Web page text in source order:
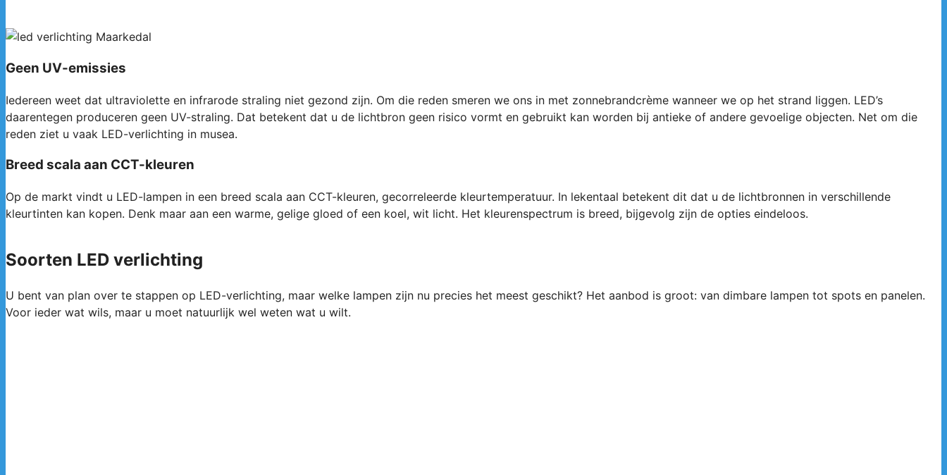
Geen UV-emissies
Iedereen weet dat ultraviolette en infrarode straling niet gezond zijn. Om die reden smeren we ons in met zonnebrandcrème wanneer we op het strand liggen. LED’s
daarentegen produceren geen UV-straling. Dat betekent dat u de lichtbron geen risico vormt en gebruikt kan worden bij antieke of andere gevoelige objecten. Net om die
reden ziet u vaak LED-verlichting in musea.
Breed scala aan CCT-kleuren
Op de markt vindt u LED-lampen in een breed scala aan CCT-kleuren, gecorreleerde kleurtemperatuur. In lekentaal betekent dit dat u de lichtbronnen in verschillende
kleurtinten kan kopen. Denk maar aan een warme, gelige gloed of een koel, wit licht. Het kleurenspectrum is breed, bijgevolg zijn de opties eindeloos.
Soorten LED verlichting
U bent van plan over te stappen op LED-verlichting, maar welke lampen zijn nu precies het meest geschikt? Het aanbod is groot: van dimbare lampen tot spots en panelen.
Voor ieder wat wils, maar u moet natuurlijk wel weten wat u wilt.